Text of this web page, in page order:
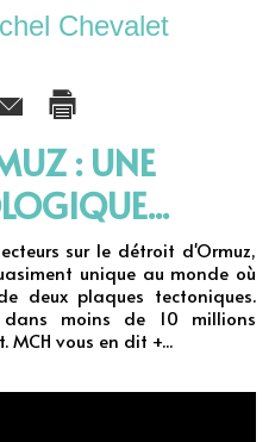
Chevalet
: UNE
sur le détroit d'Ormuz,
unique au monde où
deux plaques tectoniques.
moins de 10 millions
MCH vous en dit +...